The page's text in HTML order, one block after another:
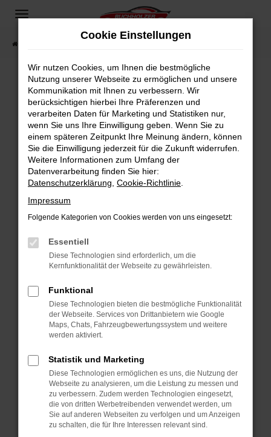
Zum
springen
Fahrzeugsuche
Fehler: Network Error
Beim Laden ist ein Fehler aufgetreten.
Hier sind ein paar Tipps, die dir helfen können:
Überprüfe deine Firewall und deine
Internetverbindung.
Laden andere Webseiten, zum Beispiel deine
Suchmaschine?
Prüfe deine Browsererweiterungen.
können das Laden bestimmter Seiten
verhindern. Funktioniert die Seite in einem
anderen Browser oder in einem privaten
Starte dein Gerät neu.
Das kann manchmal helfen, vorübergehende
Probleme zu beheben.
Betriebssystem auf dem neuesten Stand
sind.
Veraltete Software birgt nicht nur ein
Sicherheitsrisiko, sondern kann auch dazu
führen, dass bestimmte Funktionen nicht mehr
unterstützt werden.
Cookie Einstellungen
Wir nutzen Cookies, um Ihnen die bestmögliche
Nutzung unserer Webseite zu ermöglichen und unsere
Kommunikation mit Ihnen zu verbessern. Wir
berücksichtigen hierbei Ihre Präferenzen und
verarbeiten Daten für Marketing und Statistiken nur,
wenn Sie uns Ihre Einwilligung geben. Wenn Sie zu
einem späteren Zeitpunkt Ihre Meinung ändern, können
Sie die Einwilligung jederzeit für die Zukunft widerrufen.
Weitere Informationen zum Umfang der
Datenverarbeitung finden Sie hier:
Datenschutzerklärung Cookie-Richtlinie
Impressum
Folgende Kategorien von Cookies werden von uns eingesetzt:
Essentiell
Diese Technologien sind erforderlich, um die
Kernfunktionalität der Webseite zu gewährleisten.
Funktional
Diese Technologien bieten die bestmögliche Funktionalität
der Webseite. Services von Drittanbietern wie Google
Maps, Chats, Fahrzeugbewertungssystem und weitere
werden aktiviert.
Statistik und Marketing
Diese Technologien ermöglichen es uns, die Nutzung der
Webseite zu analysieren, um die Leistung zu messen und
zu verbessern. Zudem werden Technologien eingesetzt,
die von dritten Werbetreibenden verwendet werden, um
Sie auf anderen Webseiten zu verfolgen und um Anzeigen
zu schalten, die für Ihre Interessen relevant sind.